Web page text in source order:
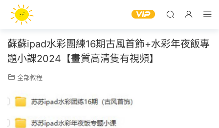
蘇蘇ipad水彩團練16期古風首飾+水彩年夜飯專
題小課2024【畫質高清隻有視頻】
全部教程